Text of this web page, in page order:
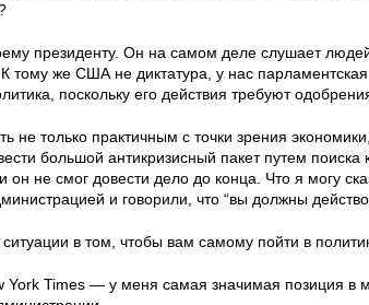
президенту. Он на самом деле слушает
тому же США не диктатура, у нас
поскольку его действия требуют
не только практичным с точки зрения
большой антикризисный пакет путем
и он не смог довести дело до конца. Что я могу
и говорили, что “вы должны
в том, чтобы вам самому пойти в
Times — у меня самая значимая позиция в